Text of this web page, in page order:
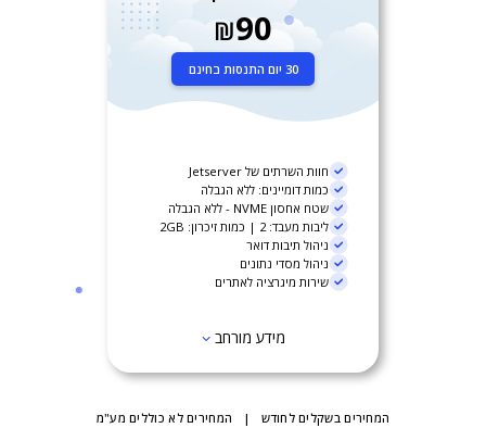
₪90
30 יום התנסות בחינם
חוות השרתים של Jetserver
כמות דומיינים: ללא הגבלה
שטח אחסון NVME - ללא הגבלה
ליבות מעבד: 2 | כמות זיכרון: 2GB
ניהול תיבות דואר
ניהול מסדי נתונים
שירות מיגרציה לאתרים
מידע מורחב
המחירים בשקלים לחודש | המחירים לא כוללים מע"מ